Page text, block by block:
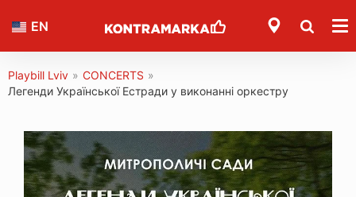
EN
Playbill Lviv » CONCERTS »
Легенди Української Естради у виконанні оркестру